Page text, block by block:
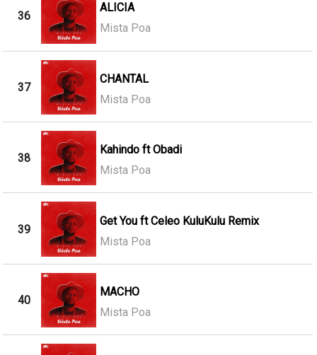
36
ALICIA
Mista Poa
37
CHANTAL
Mista Poa
38
Kahindo ft Obadi
Mista Poa
39
Get You ft Celeo KuluKulu Remix
Mista Poa
40
MACHO
Mista Poa